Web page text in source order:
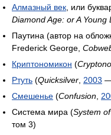
Алмазный век , или
Diamond Age: or A Young
Паутина (автор на
Frederick George,
Криптономикон (
Ртуть (Quicksilver 2003 —
Смешенье (Confusion
Система мира (System
том 3)